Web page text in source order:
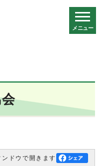
メニュー
ドウで開きます